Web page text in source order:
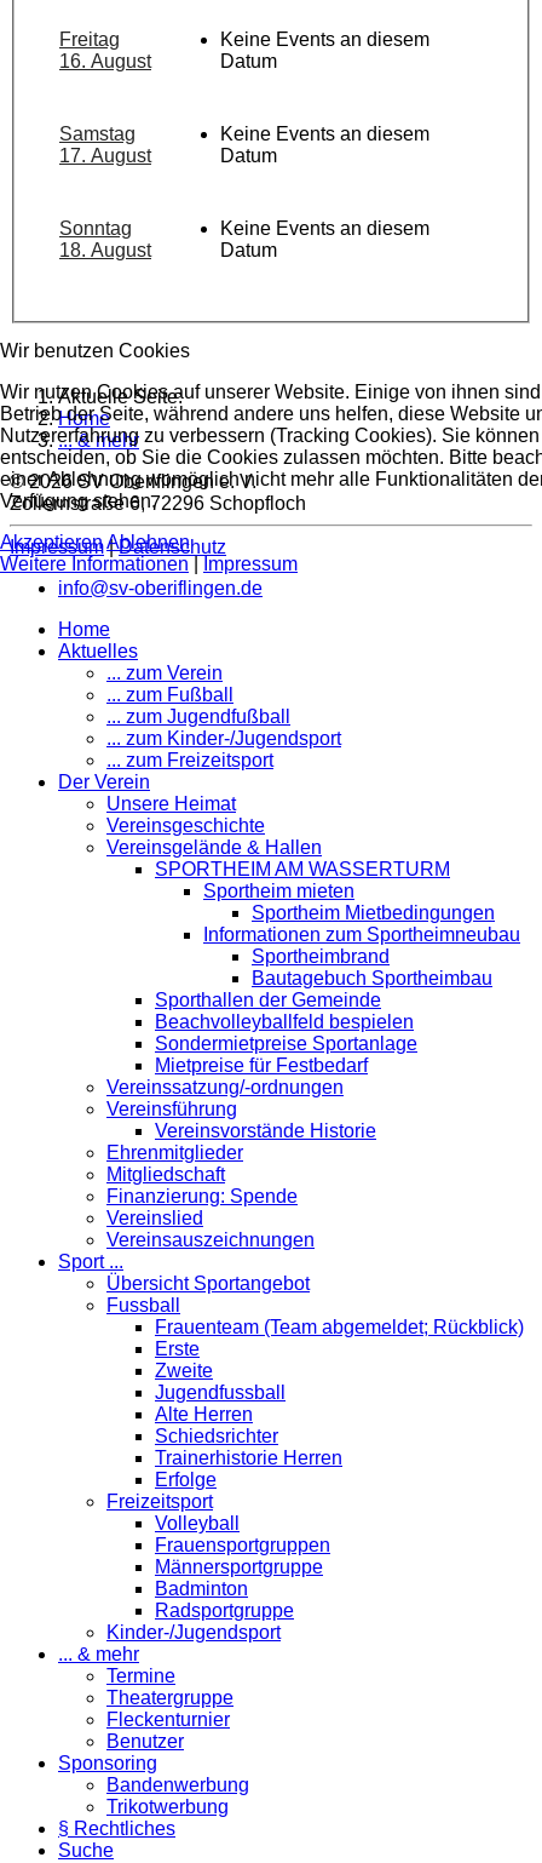
Freitag
16. August
Keine Events an diesem
Datum
Samstag
17. August
Keine Events an diesem
Datum
Sonntag
18. August
Keine Events an diesem
Datum
Aktuelle Seite:
Home
... & mehr
© 2026 SV Oberiflingen e. V.
Zollernstraße 6, 72296 Schopfloch
Impressum|Datenschutz
info@sv-oberiflingen.de
Home
Aktuelles
... zum Verein
... zum Fußball
... zum Jugendfußball
... zum Kinder-/Jugendsport
... zum Freizeitsport
Der Verein
Unsere Heimat
Vereinsgeschichte
Vereinsgelände & Hallen
SPORTHEIM AM WASSERTURM
Sportheim mieten
Sportheim Mietbedingungen
Informationen zum Sportheimneubau
Sportheimbrand
Bautagebuch Sportheimbau
Sporthallen der Gemeinde
Beachvolleyballfeld bespielen
Sondermietpreise Sportanlage
Mietpreise für Festbedarf
Vereinssatzung/-ordnungen
Vereinsführung
Vereinsvorstände Historie
Ehrenmitglieder
Mitgliedschaft
Finanzierung: Spende
Vereinslied
Vereinsauszeichnungen
Sport ...
Übersicht Sportangebot
Fussball
Frauenteam (Team abgemeldet; Rückblick)
Erste
Zweite
Jugendfussball
Alte Herren
Schiedsrichter
Trainerhistorie Herren
Erfolge
Freizeitsport
Volleyball
Frauensportgruppen
Männersportgruppe
Badminton
Radsportgruppe
Kinder-/Jugendsport
... & mehr
Termine
Theatergruppe
Fleckenturnier
Benutzer
Sponsoring
Bandenwerbung
Trikotwerbung
§ Rechtliches
Suche
Wir benutzen Cookies
Wir nutzen Cookies auf unserer Website. Einige von ihnen
Betrieb der Seite, während andere uns helfen, diese Website
Nutzererfahrung zu verbessern (Tracking Cookies). Sie
entscheiden, ob Sie die Cookies zulassen möchten. Bitte
einer Ablehnung womöglich nicht mehr alle Funktionalitäten
Verfügung stehen.
AkzeptierenAblehnen
Weitere Informationen
Impressum